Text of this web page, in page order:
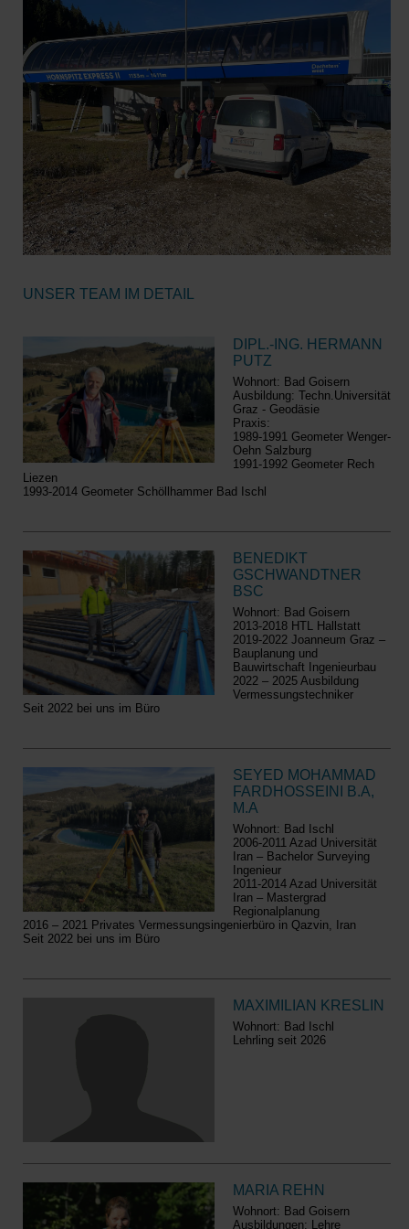
UNSER TEAM IM DETAIL
DIPL.-ING. HERMANN
PUTZ
Wohnort: Bad Goisern
Ausbildung: Techn.Universität
Graz - Geodäsie
Praxis:
1989-1991 Geometer Wenger-
Oehn Salzburg
1991-1992 Geometer Rech
Liezen
1993-2014 Geometer Schöllhammer Bad Ischl
BENEDIKT
GSCHWANDTNER
BSC
Wohnort: Bad Goisern
2013-2018 HTL Hallstatt
2019-2022 Joanneum Graz –
Bauplanung und
Bauwirtschaft Ingenieurbau
2022 – 2025 Ausbildung
Vermessungstechniker
Seit 2022 bei uns im Büro
SEYED MOHAMMAD
FARDHOSSEINI B.A,
M.A
Wohnort: Bad Ischl
2006-2011 Azad Universität
Iran – Bachelor Surveying
Ingenieur
2011-2014 Azad Universität
Iran – Mastergrad
Regionalplanung
2016 – 2021 Privates Vermessungsingenierbüro in Qazvin, Iran
Seit 2022 bei uns im Büro
MAXIMILIAN KRESLIN
Wohnort: Bad Ischl
Lehrling seit 2026
MARIA REHN
Wohnort: Bad Goisern
Ausbildungen: Lehre